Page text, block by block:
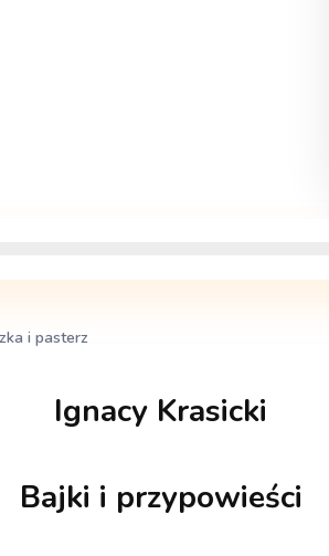
i pasterz
Ignacy Krasicki
Bajki i przypowieści